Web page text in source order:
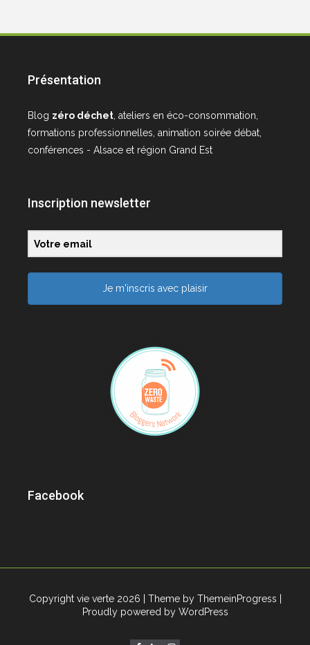
Présentation
Blog zéro déchet, ateliers en éco-consommation,
formations professionnelles, animation soirée débat,
conférences - Alsace et région Grand Est
Inscription newsletter
Je m'inscris avec plaisir
Facebook
Copyright vie verte 2026 | Theme by ThemeinProgress
Proudly powered by WordPress